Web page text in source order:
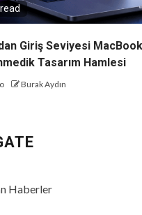
Giriş Seviyesi
Tasarım Hamlesi
Burak Aydın
Haberler